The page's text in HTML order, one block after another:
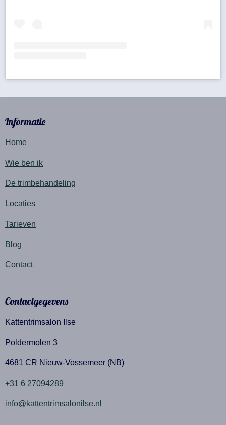
Informatie
Home
Wie ben ik
De trimbehandeling
Locaties
Tarieven
Blog
Contact
Contactgegevens
Kattentrimsalon Ilse
Poldermolen 3
4681 CR Nieuw-Vossemeer (NB)
+31 6 27094289
info@kattentrimsalonilse.nl